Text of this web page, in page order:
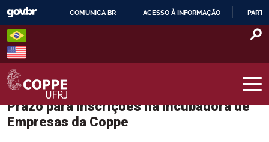
Skip
content
O
COMUNICA BR ACESSO À INFORMAÇÃO
COPPE – UFRJ
Prazo para inscrições na Incubadora de
Empresas da Coppe